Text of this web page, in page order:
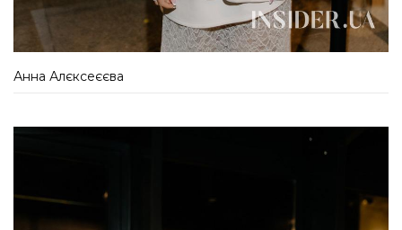
Анна Алєксеєєва